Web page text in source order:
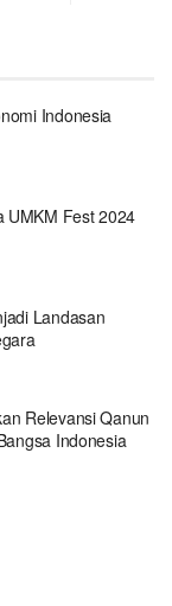
Indonesia
UMKM Fest 2024
Landasan
Relevansi Qanun
Indonesia